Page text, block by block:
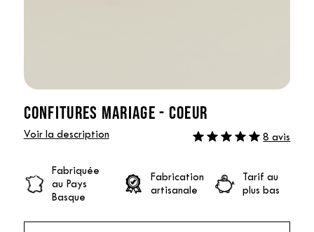
CONFITURES MARIAGE - COEUR
Voir la description 8 avis
Fabriquée
au Pays
Basque
Fabrication
artisanale
Tarif au
plus bas